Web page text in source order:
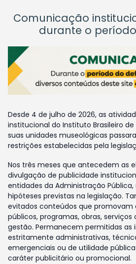
Comunicação
durante o
Desde 4 de julho de 2026, as
institucional do Instituto Brasileiro
suas unidades museológicas
restrições estabelecidas pela
Nos três meses que antecedem as
divulgação de publicidade
entidades da Administração Pública,
hipóteses previstas na legislação.
evitados conteúdos que promovam
públicos, programas, obras, serviços
gestão. Permanecem permitidas as
estritamente administrativas,
emergenciais ou de utilidade
caráter publicitário ou promocional.